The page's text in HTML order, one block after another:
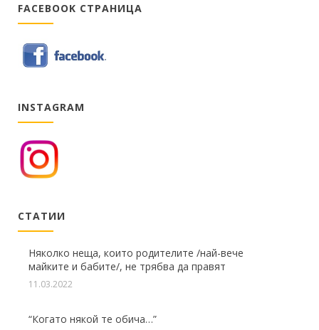
FACEBOOK СТРАНИЦА
INSTAGRAM
СТАТИИ
Няколко неща, които родителите /най-вече
майките и бабите/, не трябва да правят
11.03.2022
“Когато някой те обича…”